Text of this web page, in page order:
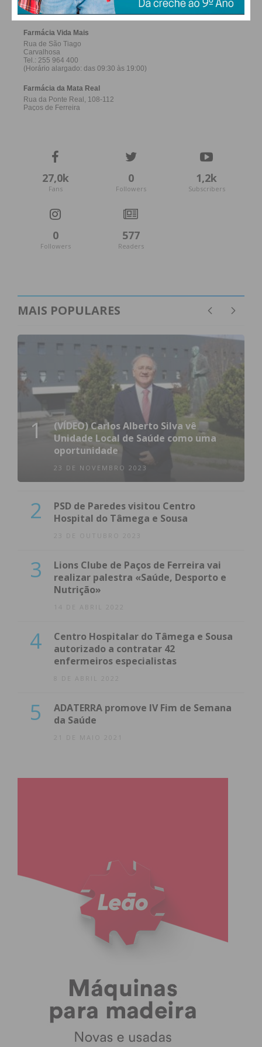
27,0k
Fans
0
Followers
1,2k
Subscribers
0
Followers
577
Readers
MAIS POPULARES
1
(VÍDEO) Carlos Alberto Silva vê
Unidade Local de Saúde como uma
oportunidade
23 DE NOVEMBRO 2023
2
PSD de Paredes visitou Centro
Hospital do Tâmega e Sousa
23 DE OUTUBRO 2023
3
Lions Clube de Paços de Ferreira vai
realizar palestra «Saúde, Desporto e
Nutrição»
14 DE ABRIL 2022
4
Centro Hospitalar do Tâmega e Sousa
autorizado a contratar 42
enfermeiros especialistas
8 DE ABRIL 2022
5
ADATERRA promove IV Fim de Semana
da Saúde
21 DE MAIO 2021